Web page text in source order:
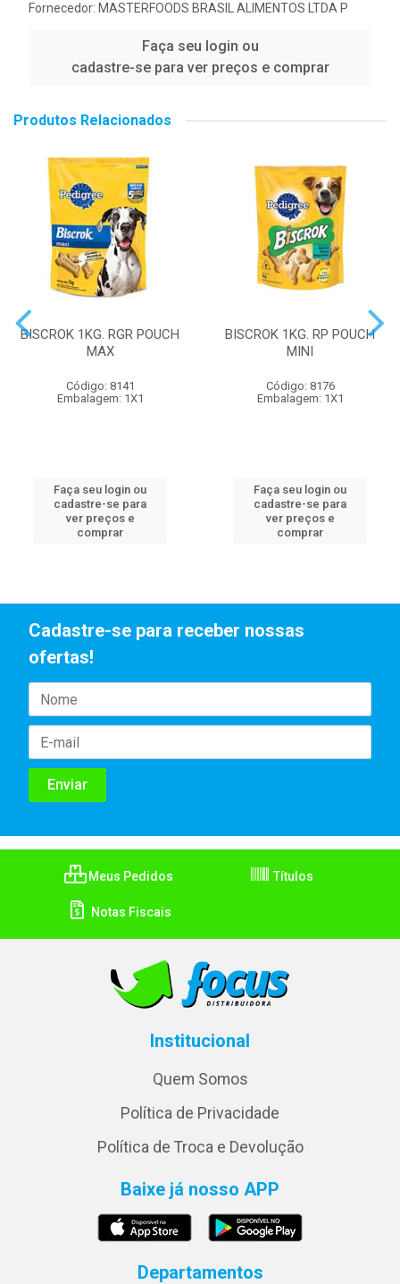
Fornecedor: MASTERFOODS BRASIL ALIMENTOS LTDA P
Faça seu login ou
cadastre-se para ver preços e comprar
Produtos Relacionados
BISCROK 1KG. RGR POUCH
MAX
Código: 8141
Embalagem: 1X1
Faça seu login ou
cadastre-se para
ver preços e
comprar
BISCROK 1KG. RP POUCH
MINI
Código: 8176
Embalagem: 1X1
Faça seu login ou
cadastre-se para
ver preços e
comprar
Cadastre-se para receber nossas
ofertas!
Meus Pedidos Títulos
Notas Fiscais
Institucional
Quem Somos
Política de Privacidade
Política de Troca e Devolução
Baixe já nosso APP
Departamentos